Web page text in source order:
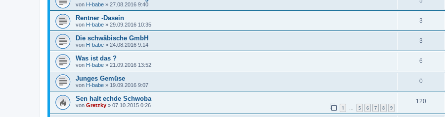
von H-babe » 27.08.2016 9:40
Rentner -Dasein
von H-babe » 29.09.2016 10:35
3
Die schwäbische GmbH
von H-babe » 24.08.2016 9:14
3
Was ist das ?
von H-babe » 21.09.2016 13:52
6
Junges Gemüse
von H-babe » 19.09.2016 9:07
0
Sen halt echde Schwoba
von Gretzky » 07.10.2015 0:26 1 5 6 7 8 9
120